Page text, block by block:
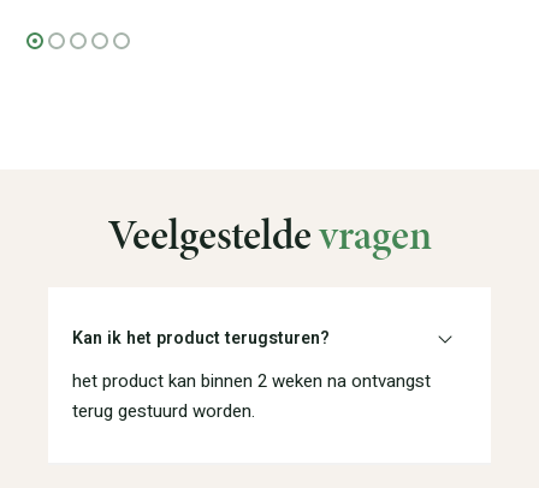
Veelgesteldevragen
Kan ik het product terugsturen?
het product kan binnen 2 weken na ontvangst
terug gestuurd worden.